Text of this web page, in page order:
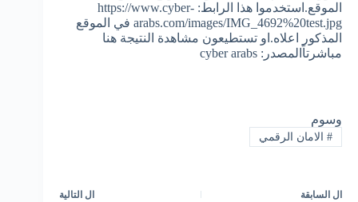
الموقع.استخدموا هذا الرابط: https://www.cyber-
arabs.com/images/IMG_4692%20test.jpg في الموقع
المذكور اعلاه.او تستطيعون مشاهدة النتيجة هنا
مباشرتاًالمصدر: cyber arabs
وسوم
#الامان الرقمي
ال السابقة ال التالية